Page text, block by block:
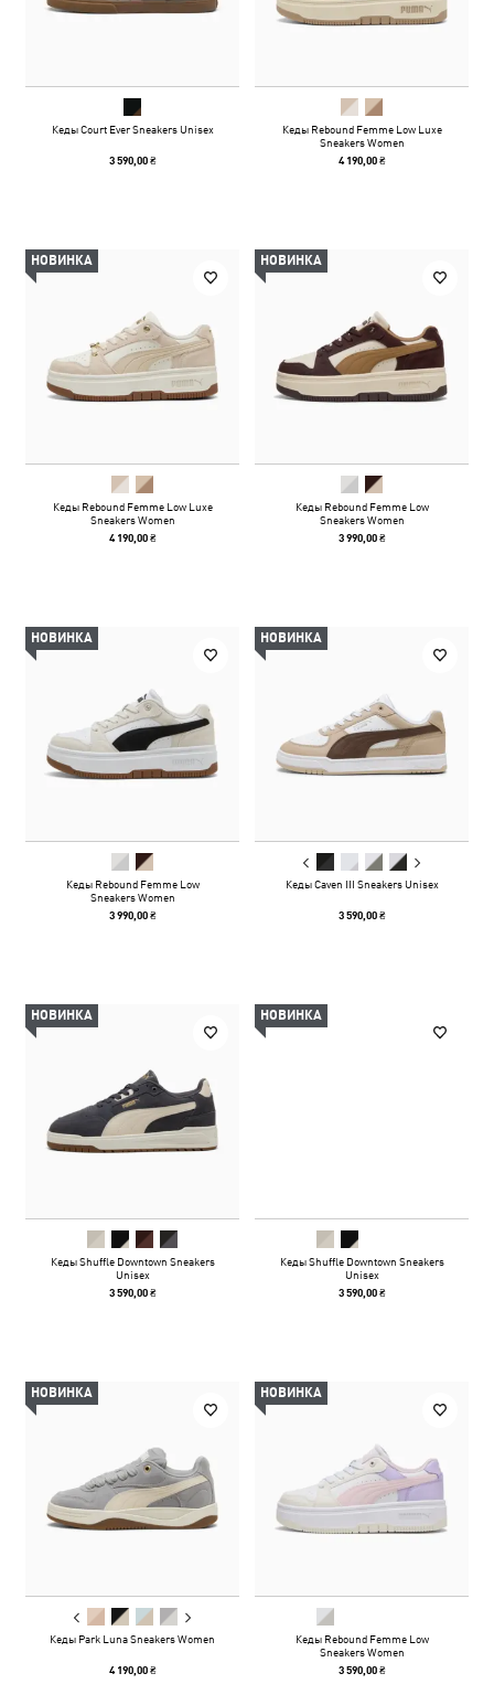
Кеды Court Ever Sneakers Unisex
3 590,00 ₴
Кеды Rebound Femme Low Luxe
Sneakers Women
4 190,00 ₴
НОВИНКА
Кеды Rebound Femme Low Luxe
Sneakers Women
4 190,00 ₴
НОВИНКА
Кеды Rebound Femme Low
Sneakers Women
3 990,00 ₴
НОВИНКА
Кеды Rebound Femme Low
Sneakers Women
3 990,00 ₴
НОВИНКА
Кеды Caven III Sneakers Unisex
3 590,00 ₴
НОВИНКА
Кеды Shuffle Downtown Sneakers
Unisex
3 590,00 ₴
НОВИНКА
Кеды Shuffle Downtown Sneakers
Unisex
3 590,00 ₴
НОВИНКА
Кеды Park Luna Sneakers Women
4 190,00 ₴
НОВИНКА
Кеды Rebound Femme Low
Sneakers Women
3 590,00 ₴